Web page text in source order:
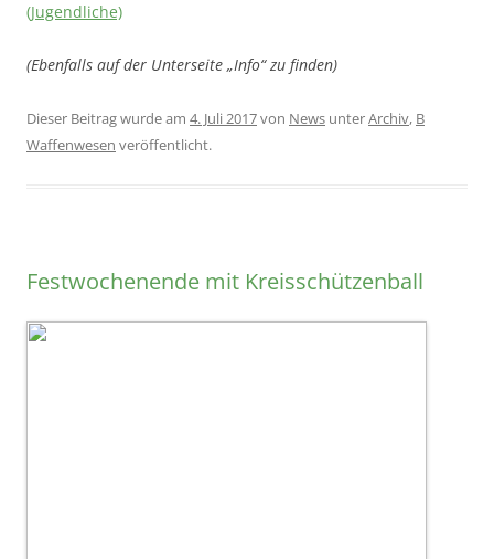
(Jugendliche)
(Ebenfalls auf der Unterseite „Info“ zu finden)
Dieser Beitrag wurde am 4. Juli 2017von News unterArchiv, B
Waffenwesen veröffentlicht.
Festwochenende mit Kreisschützenball